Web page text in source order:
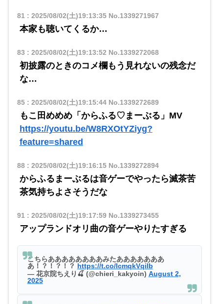
81: 2025/08/02(土)19:13:35No.1339271967
本家も聴いてくるか…
83 : 2025/08/02(土)19:13:52 No.1339272068
初披露のときのコメ欄もう見れないの残念だ
な…
85: 2025/08/02(土)19:15:44No.1339272689
もこ田めめめ「からふる♡まーぶる」MV
https://youtu.be/W8RXOtYZiyg?
feature=shared
88: 2025/08/02(土)19:16:15No.1339272894
からふるまーぶるは音ゲーでやったら滅茶苦
茶気持ちよさそうだな
91: 2025/08/02(土)19:17:59No.1339273455
アップランドオリ曲の音ゲーやりたすぎる
こちらああああああああみたあああああああ
あ！？！？！？ https://t.co/IcmqkVqilb
— 花京院ちえり🍒 (@chieri_kakyoin) August 2,
2025